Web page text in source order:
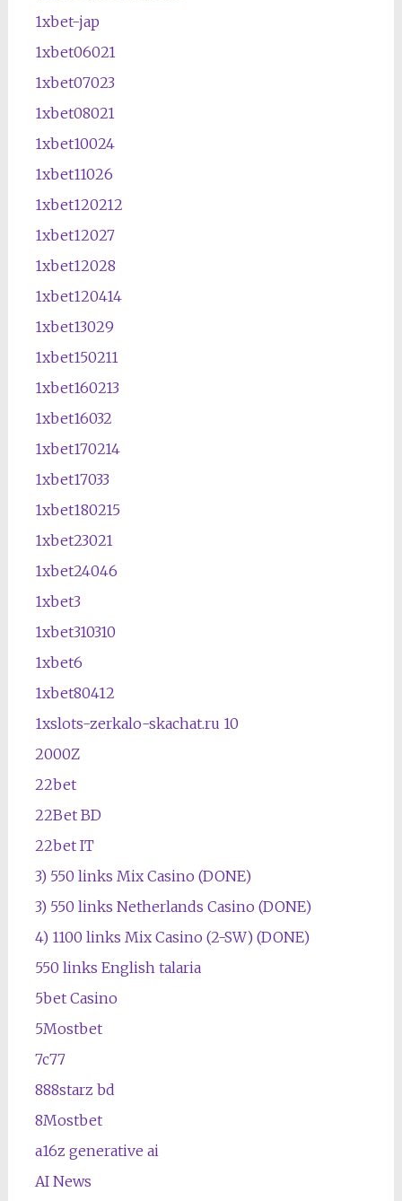
1xbet-jap
1xbet06021
1xbet07023
1xbet08021
1xbet10024
1xbet11026
1xbet120212
1xbet12027
1xbet12028
1xbet120414
1xbet13029
1xbet150211
1xbet160213
1xbet16032
1xbet170214
1xbet17033
1xbet180215
1xbet23021
1xbet24046
1xbet3
1xbet310310
1xbet6
1xbet80412
1xslots-zerkalo-skachat.ru 10
2000Z
22bet
22Bet BD
22bet IT
3) 550 links Mix Casino (DONE)
3) 550 links Netherlands Casino (DONE)
4) 1100 links Mix Casino (2-SW) (DONE)
550 links English talaria
5bet Casino
5Mostbet
7c77
888starz bd
8Mostbet
a16z generative ai
AI News